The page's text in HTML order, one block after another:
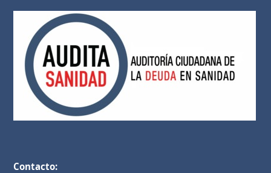
Contacto: